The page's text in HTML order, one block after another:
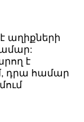
աղիքների
է
դրա համար